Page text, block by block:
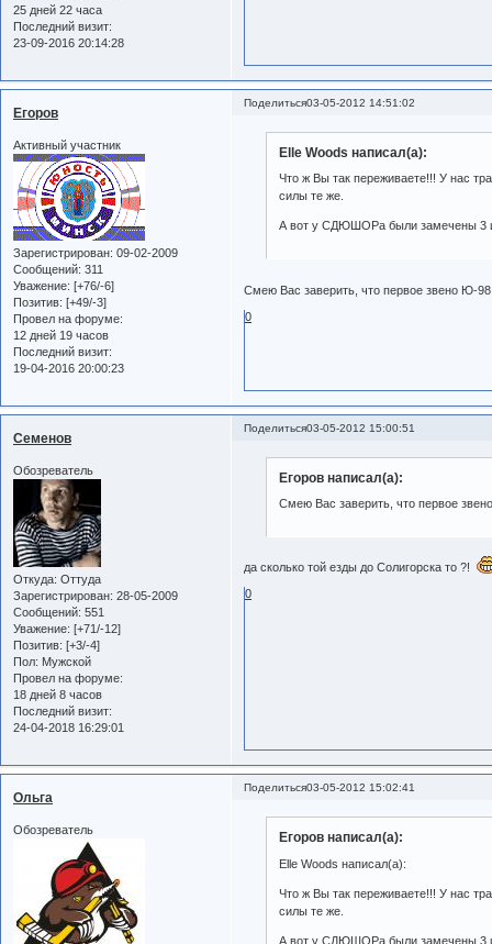
25 дней 22 часа
Последний визит:
23-09-2016 20:14:28
Поделиться03-05-2012 14:51:02
Егоров
Активный участник
Зарегистрирован: 09-02-2009
Сообщений: 311
Уважение: [+76/-6]
Позитив: [+49/-3]
Провел на форуме:
12 дней 19 часов
Последний визит:
19-04-2016 20:00:23
Elle Woods написал(а):
Что ж Вы так переживаете!!! У нас
силы те же.
А вот у СДЮШОРа были замечены 3
Смею Вас заверить, что первое звено Ю-
0
Поделиться03-05-2012 15:00:51
Семенов
Обозреватель
Откуда: Оттуда
Зарегистрирован: 28-05-2009
Сообщений: 551
Уважение: [+71/-12]
Позитив: [+3/-4]
Пол: Мужской
Провел на форуме:
18 дней 8 часов
Последний визит:
24-04-2018 16:29:01
Егоров написал(а):
Смею Вас заверить, что первое
да сколько той езды до Солигорска то ?!
0
Поделиться03-05-2012 15:02:41
Ольга
Обозреватель Егоров написал(а):
Elle Woods написал(а):
Что ж Вы так переживаете!!! У нас
силы те же.
А вот у СДЮШОРа были замечены 3